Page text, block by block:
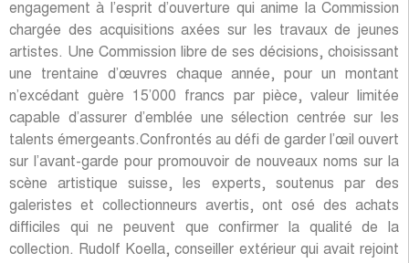
engagement à l’esprit d’ouverture qui anime la Commission
chargée des acquisitions axées sur les travaux de jeunes
artistes. Une Commission libre de ses décisions, choisissant
une trentaine d’œuvres chaque année, pour un montant
n’excédant guère 15’000 francs par pièce, valeur limitée
capable d’assurer d’emblée une sélection centrée sur les
talents émergeants.Confrontés au défi de garder l’œil ouvert
sur l’avant-garde pour promouvoir de nouveaux noms sur la
scène artistique suisse, les experts, soutenus par des
galeristes et collectionneurs avertis, ont osé des achats
difficiles qui ne peuvent que confirmer la qualité de la
collection. Rudolf Koella, conseiller extérieur qui avait rejoint